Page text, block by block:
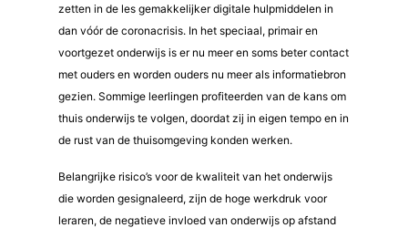
zetten in de les gemakkelijker digitale hulpmiddelen in
dan vóór de coronacrisis. In het speciaal, primair en
voortgezet onderwijs is er nu meer en soms beter contact
met ouders en worden ouders nu meer als informatiebron
gezien. Sommige leerlingen profiteerden van de kans om
thuis onderwijs te volgen, doordat zij in eigen tempo en in
de rust van de thuisomgeving konden werken.
Belangrijke risico’s voor de kwaliteit van het onderwijs
die worden gesignaleerd, zijn de hoge werkdruk voor
leraren, de negatieve invloed van onderwijs op afstand